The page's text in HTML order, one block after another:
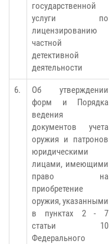
государственной
услуги по
лицензированию
частной
детективной
деятельности
6.
Об утверждении
форм и Порядка
ведения
документов учета
оружия и патронов
юридическими
лицами, имеющими
право на
приобретение
оружия, указанными
в пунктах 2 - 7
статьи 10
Федерального